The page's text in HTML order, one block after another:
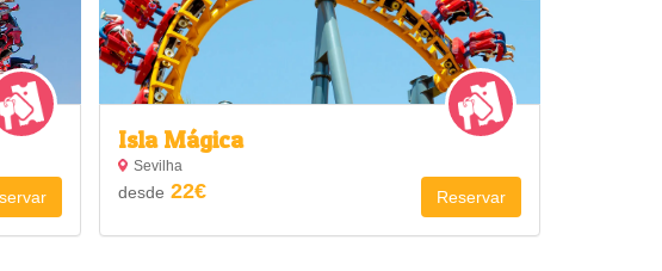
Isla Mágica
Sevilha
desde 22€ Reservar